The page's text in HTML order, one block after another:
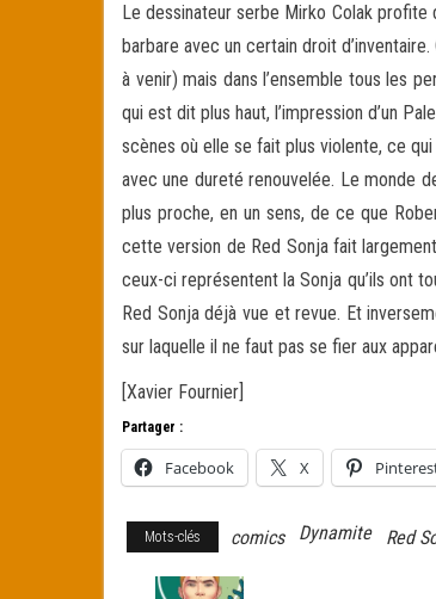
Le dessinateur serbe Mirko Colak
barbare avec un certain droit
à venir) mais dans l’ensemble tous les
qui est dit plus haut, l’impression d’un
scènes où elle se fait plus violente, ce
avec une dureté renouvelée. Le monde
plus proche, en un sens, de ce que
cette version de Red Sonja fait
ceux-ci représentent la Sonja qu’ils ont
Red Sonja déjà vue et revue. Et
sur laquelle il ne faut pas se fier aux
[Xavier Fournier]
Partager :
Facebook X
Mots-clés comics Dynamite Red